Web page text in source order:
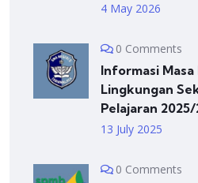
4 May 2026
0 Comments
Informasi Masa
Lingkungan
Pelajaran
13 July 2025
0 Comments